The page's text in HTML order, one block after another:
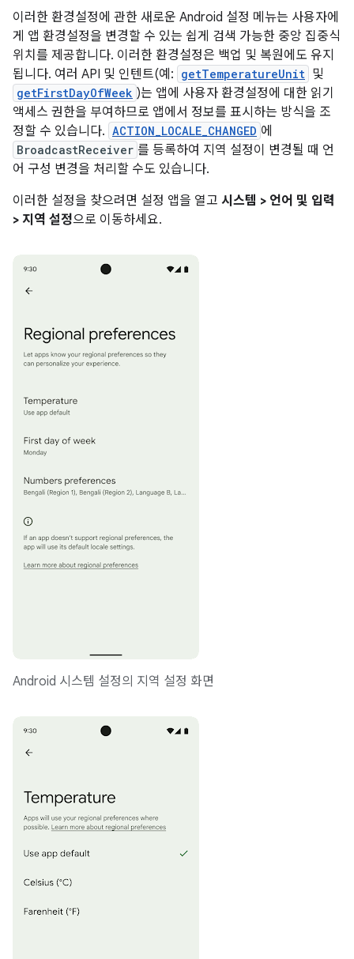
이러한 환경설정에 관한 새로운 Android 설정 메뉴는 사용자에
게 앱 환경설정을 변경할 수 있는 쉽게 검색 가능한 중앙 집중식
위치를 제공합니다. 이러한 환경설정은 백업 및 복원에도 유지
됩니다. 여러 API 및 인텐트(예: getTemperatureUnit 및
getFirstDayOfWeek )는 앱에 사용자 환경설정에 대한 읽기
액세스 권한을 부여하므로 앱에서 정보를 표시하는 방식을 조
정할 수 있습니다. ACTION_LOCALE_CHANGED 에
BroadcastReceiver 를 등록하여 지역 설정이 변경될 때 언
어 구성 변경을 처리할 수도 있습니다.
이러한 설정을 찾으려면 설정 앱을 열고 시스템 > 언어 및 입력
> 지역 설정으로 이동하세요.
Android 시스템 설정의 지역 설정 화면